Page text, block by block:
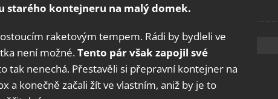
starého kontejneru na malý domek.
raketovým tempem. Rádi by bydleli ve
není možné.Tento pár však zapojil své
tak nenechá. Přestavěli si přepravní kontejner na
a konečně začali žít ve vlastním, aniž by je to